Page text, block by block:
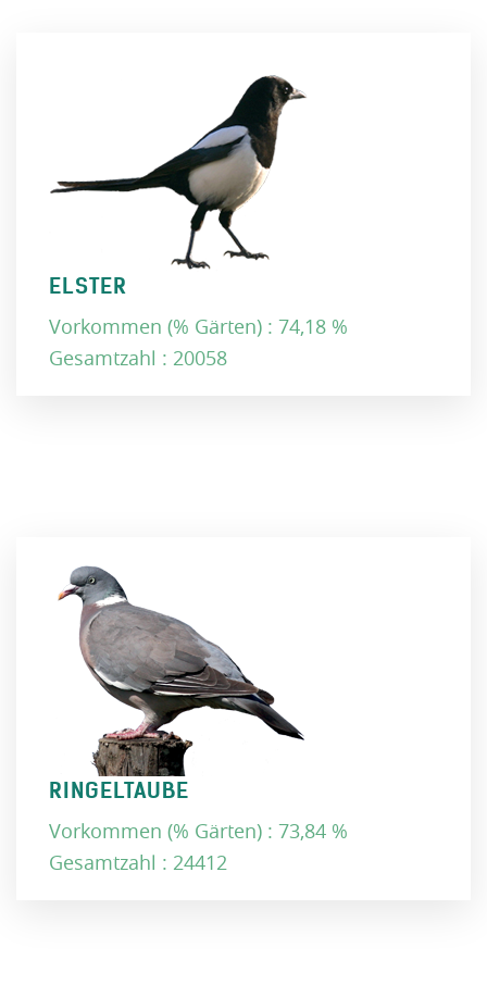
ELSTER
Vorkommen (% Gärten) : 74,18 %
Gesamtzahl : 20058
RINGELTAUBE
Vorkommen (% Gärten) : 73,84 %
Gesamtzahl : 24412